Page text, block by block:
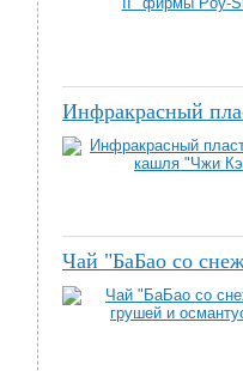
Инфракрасный
Чай "БаБао со